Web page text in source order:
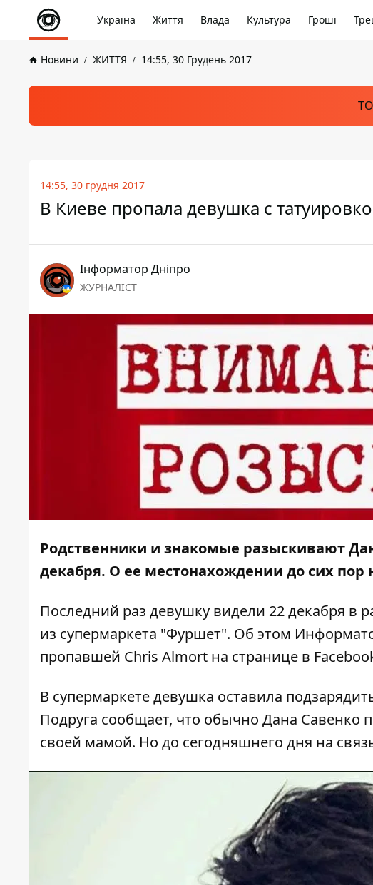
Україна Життя Влада Культура Гроші
Новини ЖИТТЯ 14:55, 30 Грудень 2017
14:55, 30 грудня 2017
В Киеве пропала девушка с
Інформатор Дніпро
ЖУРНАЛІСТ
Родственники и знакомые разыскивают
декабря. О ее местонахождении до сих пор
Последний раз девушку видели 22 декабря
из супермаркета "Фуршет". Об этом
пропавшей Chris Almort на странице в
В супермаркете девушка оставила
Подруга сообщает, что обычно Дана Савенко
своей мамой. Но до сегодняшнего дня на